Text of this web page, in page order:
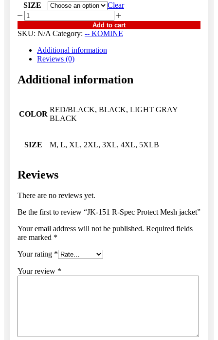
SIZE
Clear
JK-
151
R-
Protect
Mesh
quantity
Add to cart
SKU: N/A Category: -- KOMINE
Additional information
Reviews (0)
Additional information
COLOR
RED/BLACK, BLACK, LIGHT GRAY
BLACK
SIZE M, L, XL, 2XL, 3XL, 4XL, 5XLB
Reviews
There are no reviews yet.
Be the first to review “JK-151 R-Spec Protect Mesh jacket”
Your email address will not be published. Required fields
are marked *
Your rating *
Your review *